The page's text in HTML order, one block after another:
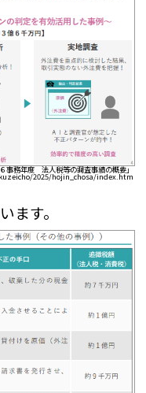
事務年度 法人税等の調査事績の概要」
2025/hojin_chosa/index.htm
ます。